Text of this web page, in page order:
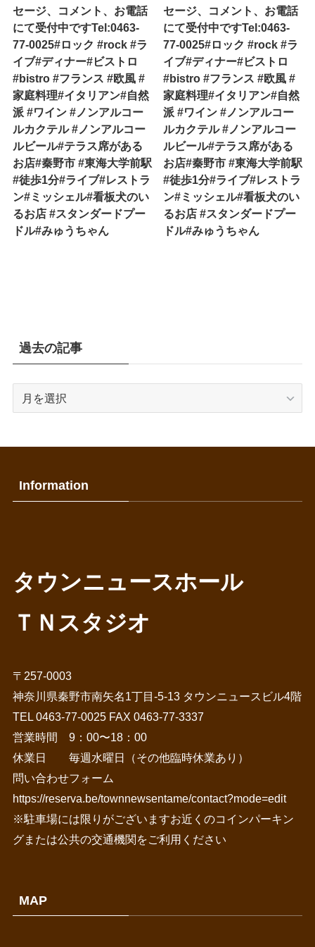
セージ、コメント、お電話
にて受付中ですTel:0463-
77-0025#ロック #rock #ラ
イブ#ディナー#ビストロ
#bistro #フランス #欧風 #
家庭料理#イタリアン#自然
派 #ワイン #ノンアルコー
ルカクテル #ノンアルコー
ルビール#テラス席がある
お店#秦野市 #東海大学前駅
#徒歩1分#ライブ#レストラ
ン#ミッシェル#看板犬のい
るお店 #スタンダードプー
ドル#みゅうちゃん
セージ、コメント、お電話
にて受付中ですTel:0463-
77-0025#ロック #rock #ラ
イブ#ディナー#ビストロ
#bistro #フランス #欧風 #
家庭料理#イタリアン#自然
派 #ワイン #ノンアルコー
ルカクテル #ノンアルコー
ルビール#テラス席がある
お店#秦野市 #東海大学前駅
#徒歩1分#ライブ#レストラ
ン#ミッシェル#看板犬のい
るお店 #スタンダードプー
ドル#みゅうちゃん
過去の記事
Information
タウンニュースホール
ＴＮスタジオ
〒257-0003
神奈川県秦野市南矢名1丁目-5-13 タウンニュースビル4階
TEL 0463-77-0025 FAX 0463-77-3337
営業時間 9：00〜18：00
休業日 毎週水曜日（その他臨時休業あり）
問い合わせフォーム
https://reserva.be/townnewsentame/contact?mode=edit
※駐車場には限りがございますお近くのコインパーキン
グまたは公共の交通機関をご利用ください
MAP